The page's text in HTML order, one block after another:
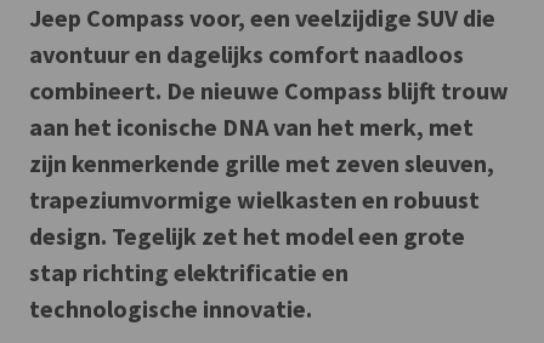
Jeep Compass voor, een veelzijdige SUV die
avontuur en dagelijks comfort naadloos
combineert. De nieuwe Compass blijft trouw
aan het iconische DNA van het merk, met
zijn kenmerkende grille met zeven sleuven,
trapeziumvormige wielkasten en robuust
design. Tegelijk zet het model een grote
stap richting elektrificatie en
technologische innovatie.